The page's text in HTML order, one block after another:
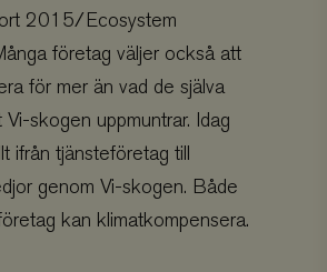
2015/Ecosystem
företag väljer också att
för mer än vad de själva
skogen uppmuntrar. Idag
ifrån tjänsteföretag till
genom Vi-skogen. Både
kan klimatkompensera.